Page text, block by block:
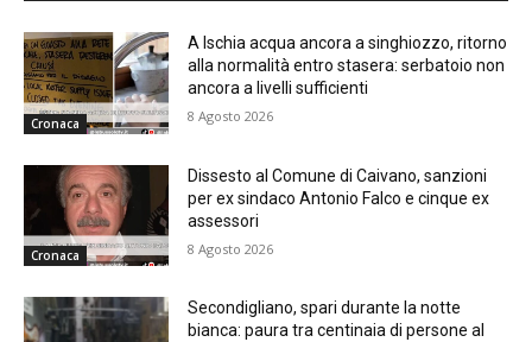
Cronaca
A Ischia acqua ancora a singhiozzo, ritorno
alla normalità entro stasera: serbatoio non
ancora a livelli sufficienti
8 Agosto 2026
Cronaca
Dissesto al Comune di Caivano, sanzioni
per ex sindaco Antonio Falco e cinque ex
assessori
8 Agosto 2026
Secondigliano, spari durante la notte
bianca: paura tra centinaia di persone al